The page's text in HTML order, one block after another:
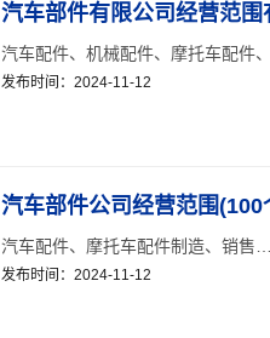
汽车部件有限公司经营范
汽车配件、机械配件、摩托车配件
发布时间：2024-11-12
汽车部件公司经营范围(100
汽车配件、摩托车配件制造、销售
发布时间：2024-11-12